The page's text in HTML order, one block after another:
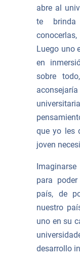
abre al
te brinda
Luego uno
en
sobre
que yo les
joven
para
país, de
nuestro
uno en su
desarrollo